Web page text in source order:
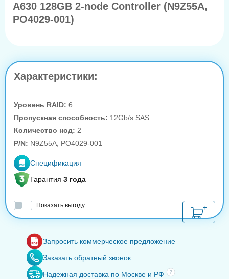
A630 128GB 2-node Controller (N9Z55A,
PO4029-001)
Характеристики:
Уровень RAID: 6
Пропускная способность: 12Gb/s SAS
Количество нод: 2
P/N: N9Z55A, PO4029-001
Спецификация
Гарантия 3 года
Показать выгоду
Запросить коммерческое предложение
Заказать обратный звонок
Надежная доставка по Москве и РФ